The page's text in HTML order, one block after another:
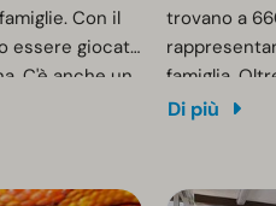
Con il
essere giocati
C'è anche un
ancora.
trovano a
famiglia.
risalente al
del castello
Di più